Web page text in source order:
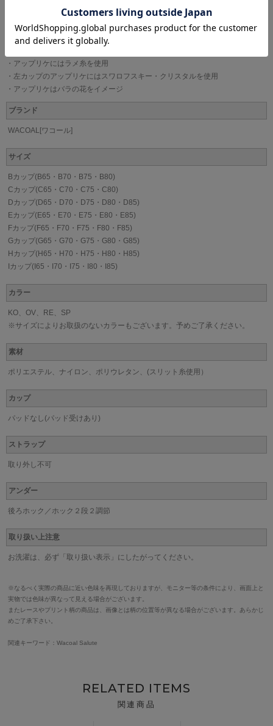
・前中心にはクリスタルチャーム付き
・アップリケにはラメ糸を使用
・左カップのアップリケにはスワロフスキー・クリスタルを使用
・アップリケはバラの花をイメージ
ブランド
WACOAL[ワコール]
サイズ
Bカップ(B65・B70・B75・B80)
Cカップ(C65・C70・C75・C80)
Dカップ(D65・D70・D75・D80・D85)
Eカップ(E65・E70・E75・E80・E85)
Fカップ(F65・F70・F75・F80・F85)
Gカップ(G65・G70・G75・G80・G85)
Hカップ(H65・H70・H75・H80・H85)
Iカップ(I65・I70・I75・I80・I85)
カラー
KO、OV、RE、SP
※サイズによりお取扱のないカラーもございます。予めご了承ください。
素材
ポリエステル、ナイロン、ポリウレタン、(スリット糸使用）
カップ
パッドなし(パッド受けあり)
ストラップ
取り外し不可
アンダー
後ろホック／ホック２段２調節
取り扱い上注意
お洗濯は、必ず「取り扱い表示」にしたがってください。
※なるべく実際の商品に近い色味を再現しておりますが、モニター等の条件により、画面上と
実物では色味が異なって見える場合がございます。
またレースやプリント柄の商品は、画像とは柄の位置等が異なる場合がございます。あらかじ
めご了承下さい。
関連キーワード：Wacoal Salute
RELATED ITEMS
関連商品